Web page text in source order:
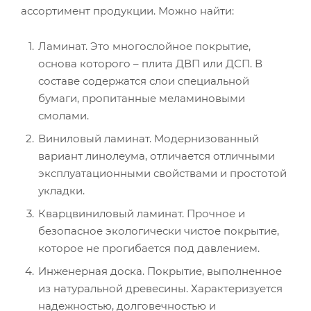
Невинномысск, ул. Калинина, д.62
Ноябрьск, ул. Советская, д.16, ТЦ Green way
+7 (922) 460-22-20
Оренбург, проезд Автоматики, д.17, этаж 1
+7 (961) 928-85-90
Ростов-на-Дону, ул. Фурмановская, д.109/56
+7 (928) 170-07-03
ассортимент продукции. Можно найти:
Ламинат. Это многослойное покрытие,
основа которого – плита ДВП или ДСП. В
составе содержатся слои специальной
бумаги, пропитанные меламиновыми
смолами.
Виниловый ламинат. Модернизованный
вариант линолеума, отличается отличными
эксплуатационными свойствами и простотой
укладки.
Кварцвиниловый ламинат. Прочное и
безопасное экологически чистое покрытие,
которое не прогибается под давлением.
Инженерная доска. Покрытие, выполненное
из натуральной древесины. Характеризуется
надежностью, долговечностью и